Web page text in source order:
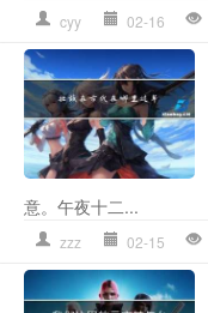
cyy 02-16
意。午夜十二...
zzz 02-15